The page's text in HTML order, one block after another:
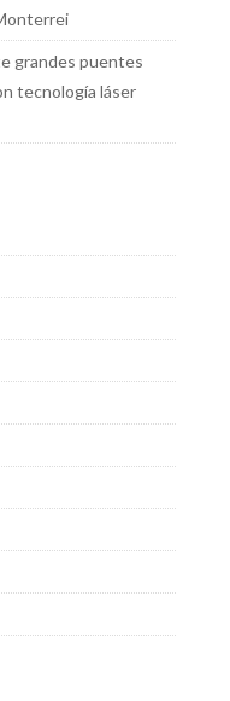
grandes puentes
tecnología láser